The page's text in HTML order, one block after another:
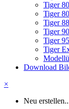
Tiger
Tiger
Tiger
Tiger
Tiger
Tiger
Download
×
Neu